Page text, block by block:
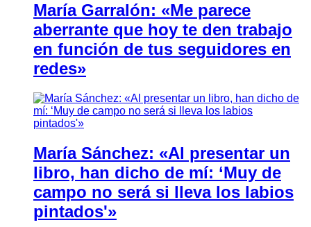
María Garralón: «Me parece
aberrante que hoy te den trabajo
en función de tus seguidores en
redes»
María Sánchez: «Al presentar un
libro, han dicho de mí: ‘Muy de
campo no será si lleva los labios
pintados'»